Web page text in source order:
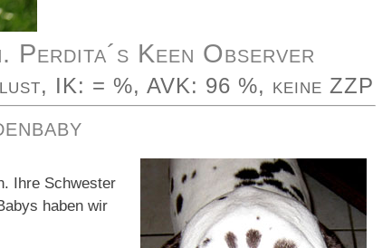
Keen Observer
IK: = %, AVK: 96 %, keine ZZP
Ihre Schwester
haben wir